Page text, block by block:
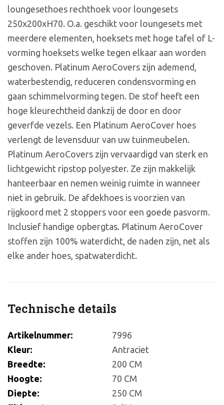
loungesethoes rechthoek voor loungesets
250x200xH70. O.a. geschikt voor loungesets met
meerdere elementen, hoeksets met hoge tafel of L-
vorming hoeksets welke tegen elkaar aan worden
geschoven. Platinum AeroCovers zijn ademend,
waterbestendig, reduceren condensvorming en
gaan schimmelvorming tegen. De stof heeft een
hoge kleurechtheid dankzij de door en door
geverfde vezels. Een Platinum AeroCover hoes
verlengt de levensduur van uw tuinmeubelen.
Platinum AeroCovers zijn vervaardigd van sterk en
lichtgewicht ripstop polyester. Ze zijn makkelijk
hanteerbaar en nemen weinig ruimte in wanneer
niet in gebruik. De afdekhoes is voorzien van
rijgkoord met 2 stoppers voor een goede pasvorm.
Inclusief handige opbergtas. Platinum AeroCover
stoffen zijn 100% waterdicht, de naden zijn, net als
elke ander hoes, spatwaterdicht.
Technische details
Artikelnummer:
7996
Kleur:
Antraciet
Breedte:
200 CM
Hoogte:
70 CM
Diepte:
250 CM